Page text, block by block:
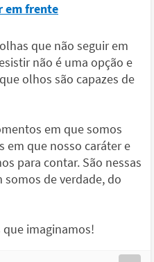
em frente
que não seguir em
não é uma opção e
olhos são capazes de
em que somos
em que nosso caráter e
para contar. São nessas
de verdade, do
imaginamos!